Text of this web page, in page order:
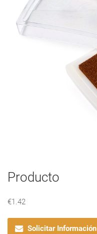
Producto
€1.42
Solicitar Información